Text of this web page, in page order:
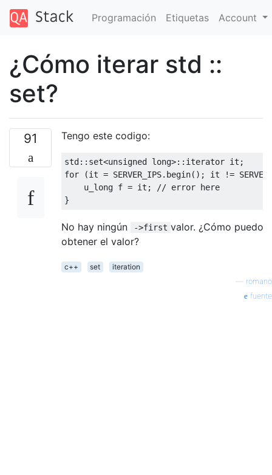
Programación Etiquetas Account
¿Cómo iterar std ::
set?
91 Tengo este codigo:
std:: set<unsigned long
for (it = SERVER_IPS.begin(); it !=
    u_long f = it;
// error here
No hay ningún ->first valor. ¿Cómo puedo
obtener el valor?
c++ set
iteration
romano
fuente